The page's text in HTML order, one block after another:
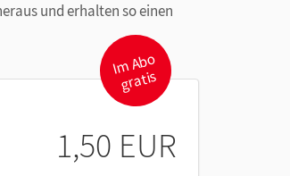
und erhalten so einen
I
m
A
b
o
gr
atis
1,50 EUR